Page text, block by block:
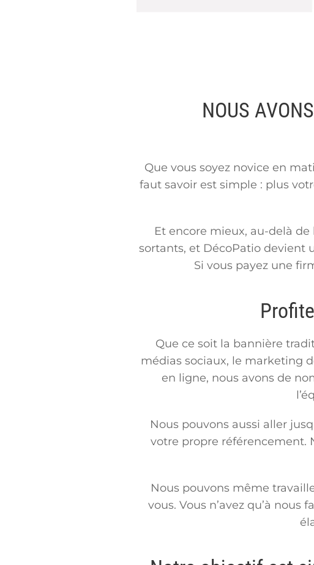
NOUS
Que vous soyez novice en
faut savoir est simple : plus
Et encore mieux, au-delà
sortants, et DécoPatio devient
Si vous payez une
Que ce soit la bannière
médias sociaux, le marketing
en ligne, nous avons de
Nous pouvons aussi aller
votre propre référencement.
Nous pouvons même
vous. Vous n’avez qu’à